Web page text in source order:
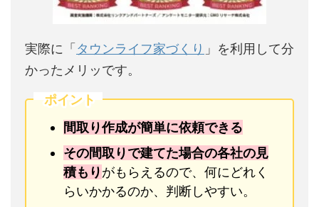
実際に「 タウンライフ家づくり 」を利用して分
かったメリッです。
ポイント
間取り作成が簡単に依頼できる
その間取りで建てた場合の各社の見
積もりがもらえるので、何にどれく
らいかかるのか、判断しやすい。